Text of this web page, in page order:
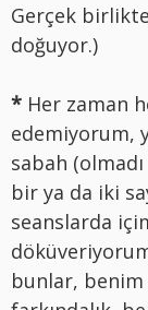
Gerçek
doğuyor.)
* Her zaman
edemiyorum,
sabah
bir ya da iki
seanslarda
bunlar, benim